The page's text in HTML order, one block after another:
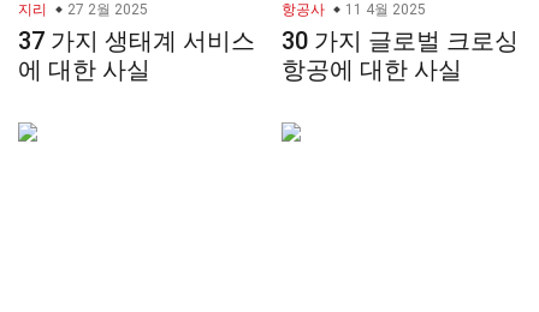
지리 27 2월 2025
37 가지 생태계 서비스
에 대한 사실
항공사 11 4월 2025
30 가지 글로벌 크로싱
항공에 대한 사실